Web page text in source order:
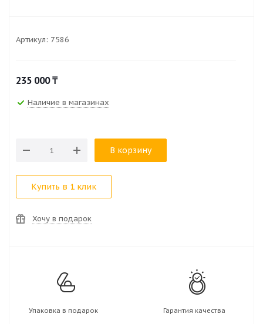
Артикул: 7586
235 000₸
Наличие в магазинах
В корзину
Купить в 1 клик
Хочу в подарок
Упаковка в подарок Гарантия качества